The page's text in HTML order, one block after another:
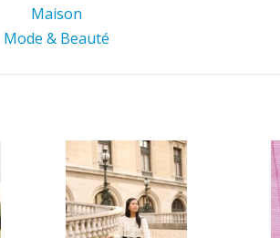
Maison
Mode & Beauté